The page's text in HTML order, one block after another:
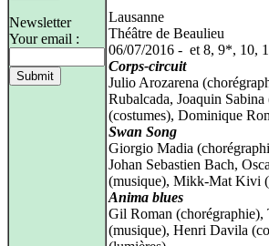
Newsletter
Your email :
Lausanne
Théâtre de Beaulieu
06/07/2016 - et 8, 9*, 10,
Corps-circuit
Julio Arozarena
Rubalcada, Joaquin
(costumes), Dominique
Swan Song
Giorgio Madia
Johan Sebastien Bach,
(musique), Mikk-Mat Kivi
Anima blues
Gil Roman
(musique), Henri Davila